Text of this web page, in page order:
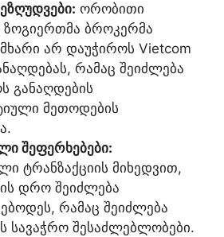
ორობითი
ბროკერმა
არ დაუჭიროს Vietcom
რამაც შეიძლება
განაღდების
მეთოდების
შეფერხებები:
ტრანზაქციის მიხედვით,
დრო შეიძლება
რამაც შეიძლება
სავაჭრო შესაძლებლობები.